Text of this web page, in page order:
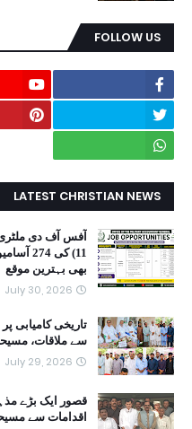
FOLLOW US
LATEST CHRISTIAN NEWS
11) کی
بھی بہترین موقع
July 30, 2026
تاریخی کامیابی
سے ملاقات،
July 29, 2026
قصور ایک بڑے
اقدامات سے